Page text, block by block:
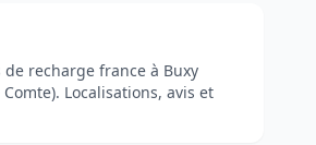
de recharge france à Buxy
Localisations, avis et